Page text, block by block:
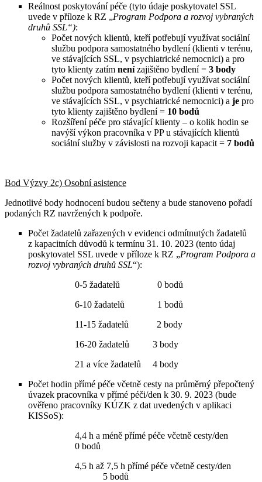
Reálnost poskytování péče (tyto údaje poskytovatel SSL
uvede v příloze k RZ „Program Podpora a rozvoj vybraných
druhů SSL“):
Počet nových klientů, kteří potřebují využívat sociální
službu podpora samostatného bydlení (klienti v terénu,
ve stávajících SSL, v psychiatrické nemocnici) a pro
tyto klienty zatím nenízajištěno bydlení = 3 body
Počet nových klientů, kteří potřebují využívat sociální
službu podpora samostatného bydlení (klienti v terénu,
ve stávajících SSL, v psychiatrické nemocnici) a je pro
tyto klienty zajištěno bydlení = 10 bodů
Rozšíření péče pro stávající klienty – o kolik hodin se
navýší výkon pracovníka v PP u stávajících klientů
sociální služby v závislosti na rozvoji kapacit = 7 bodů
Bod Výzvy 2c) Osobní asistence
Jednotlivé body hodnocení budou sečteny a bude stanoveno pořadí
podaných RZ navržených k podpoře.
Počet žadatelů zařazených v evidenci odmítnutých žadatelů
z kapacitních důvodů k termínu 31. 10. 2023 (tento údaj
poskytovatel SSL uvede v příloze k RZ „Program Podpora a
rozvoj vybraných druhů SSL“):
0-5 žadatelů 0 bodů
6-10 žadatelů 1 bodů
11-15 žadatelů 2 body
16-20 žadatelů 3 body
21 a více žadatelů 4 body
Počet hodin přímé péče včetně cesty na průměrný přepočtený
úvazek pracovníka v přímé péči/den k 30. 9. 2023 (bude
ověřeno pracovníky KÚZK z dat uvedených v aplikaci
KISSoS):
4,4 h a méně přímé péče včetně cesty/den
0 bodů
4,5 h až 7,5 h přímé péče včetně cesty/den
5 bodů